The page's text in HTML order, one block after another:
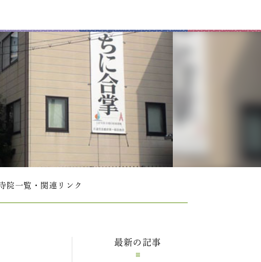
院一覧・関連リンク
最新の記事